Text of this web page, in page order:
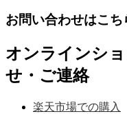
お問い合わせはこち
オンラインシ
せ・ご連絡
楽天市場での購入